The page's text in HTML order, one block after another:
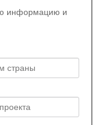
информацию и